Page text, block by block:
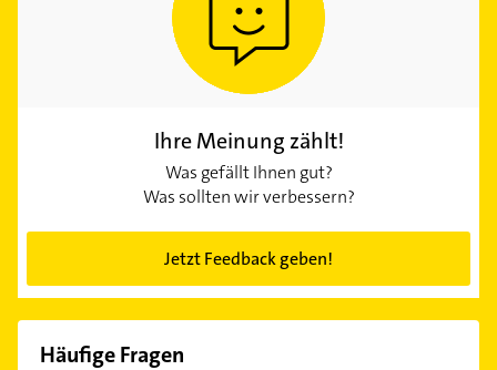
Ihre Meinung zählt!
Was gefällt Ihnen gut?
Was sollten wir verbessern?
Jetzt Feedback geben!
Häufige Fragen